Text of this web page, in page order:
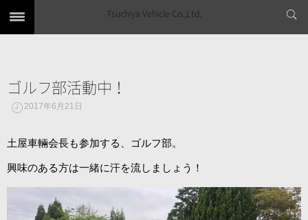
Tsuchiya Vehicle Co.,Ltd.
ゴルフ部活動中！
2017年6月21日
土屋車輛会長も参加する、ゴルフ部。
興味のある方は一緒に汗を流しましょう！